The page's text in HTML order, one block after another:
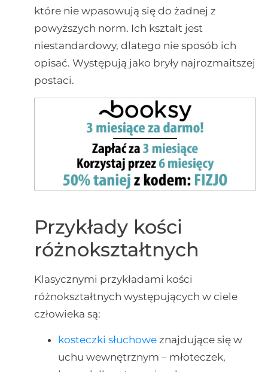
które nie wpasowują się do żadnej z
powyższych norm. Ich kształt jest
niestandardowy, dlatego nie sposób ich
opisać. Występują jako bryły najrozmaitszej
postaci.
Przykłady kości
różnokształtnych
Klasycznymi przykładami kości
różnokształtnych występujących w ciele
człowieka są:
kosteczki słuchoweznajdujące się w
uchu wewnętrznym – młoteczek,